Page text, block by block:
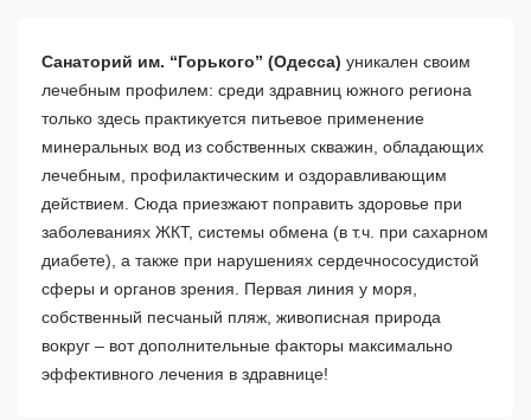
Санаторий им. “Горького” (Одесса) уникален своим
лечебным профилем: среди здравниц южного региона
только здесь практикуется питьевое применение
минеральных вод из собственных скважин, обладающих
лечебным, профилактическим и оздоравливающим
действием. Сюда приезжают поправить здоровье при
заболеваниях ЖКТ, системы обмена (в т.ч. при сахарном
диабете), а также при нарушениях сердечнососудистой
сферы и органов зрения. Первая линия у моря,
собственный песчаный пляж, живописная природа
вокруг – вот дополнительные факторы максимально
эффективного лечения в здравнице!